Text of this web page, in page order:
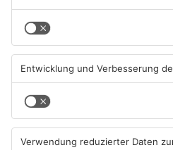
06.08.2026, 11:33 UHR IN MAIN-
KINZIG-KREIS